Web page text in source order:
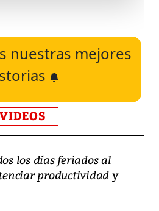
nuestras mejores
VIDEOS
los días feriados al
productividad y